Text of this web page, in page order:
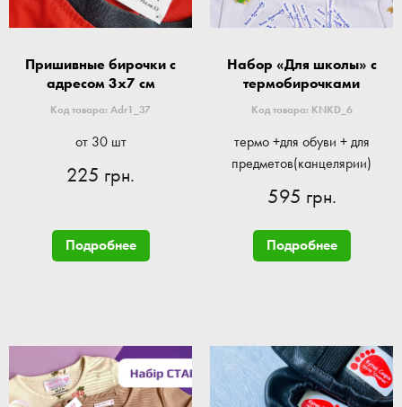
Пришивные бирочки с
адресом 3x7 см
Код товара: Adr1_37
от 30 шт
225 грн.
Подробнее
Набор «Для школы» с
термобирочками
Код товара: KNKD_6
термо +для обуви + для
предметов(канцелярии)
595 грн.
Подробнее